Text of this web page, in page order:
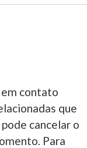
contato
que
cancelar o
Para